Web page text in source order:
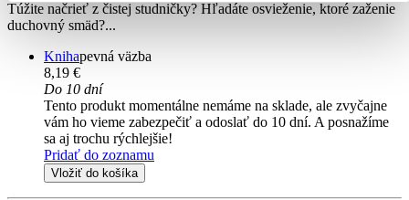
Túžite načrieť z čistej studničky? Hľadáte osvieženie, ktoré zaženie
duchovný smäd?...
Knihapevná väzba
8,19 €
Do 10 dní
Tento produkt momentálne nemáme na sklade, ale zvyčajne
vám ho vieme zabezpečiť a odoslať do 10 dní. A posnažíme
sa aj trochu rýchlejšie!
Pridať do zoznamu
Vložiť do košíka